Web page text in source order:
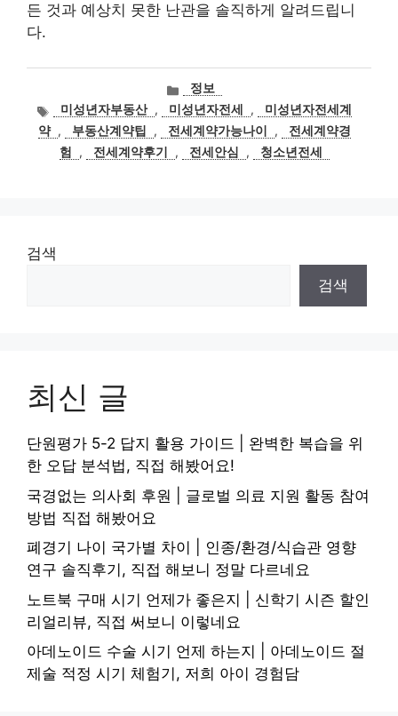
든 것과 예상치 못한 난관을 솔직하게 알려드립니
다.
카
테
고
리
정보
태미성년자부동산 , 미성년자전세 ,
미성년자전세계
약 , 부동산계약팁 , 전세계약가능나이 ,
전세계약경
험
, 전세계약후기 , 전세안심 , 청소년전세
검색
검색
최신 글
단원평가 5-2 답지 활용 가이드 | 완벽한 복습을 위
한 오답 분석법, 직접 해봤어요!
국경없는 의사회 후원 | 글로벌 의료 지원 활동 참여
방법 직접 해봤어요
폐경기 나이 국가별 차이 | 인종/환경/식습관 영향
연구 솔직후기, 직접 해보니 정말 다르네요
노트북 구매 시기 언제가 좋은지 | 신학기 시즌 할인
리얼리뷰, 직접 써보니 이렇네요
아데노이드 수술 시기 언제 하는지 | 아데노이드 절
제술 적정 시기 체험기, 저희 아이 경험담